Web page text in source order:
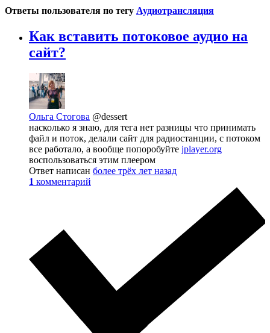
Ответы пользователя по тегу Аудиотрансляция
Как вставить потоковое аудио на
сайт?
Ольга Стогова @dessert
насколько я знаю, для тега нет разницы что принимать
файл и поток, делали сайт для радиостанции, с потоком
все работало, а вообще попоробуйте jplayer.org
воспользоваться этим плеером
Ответ написан более трёх лет назад
1 комментарий